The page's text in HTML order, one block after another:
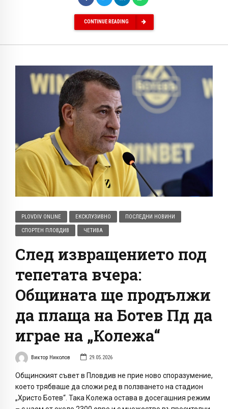
CONTINUE READING
PLOVDIV ONLINE ЕКСКЛУЗИВНО ПОСЛЕДНИ НОВИНИ
СПОРТЕН ПЛОВДИВ ЧЕТИВА
След извращението под
тепетата вчера:
Общината ще продължи
да плаща на Ботев Пд да
играе на „Колежа“
Виктор Николов 29.05.2026
Общинският съвет в Пловдив не прие ново споразумение,
което трябваше да сложи ред в ползването на стадион
„Христо Ботев“. Така Колежа остава в досегашния режим